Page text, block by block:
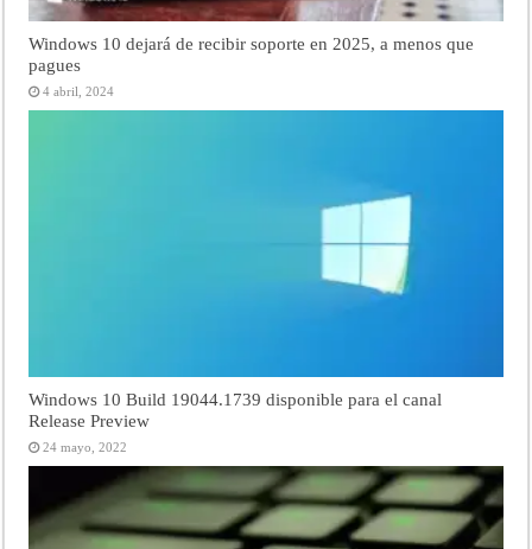
Windows 10 dejará de recibir soporte en 2025, a menos que
pagues
4 abril, 2024
Windows 10 Build 19044.1739 disponible para el canal
Release Preview
24 mayo, 2022